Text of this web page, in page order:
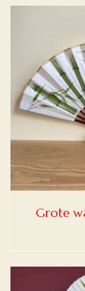
Grote